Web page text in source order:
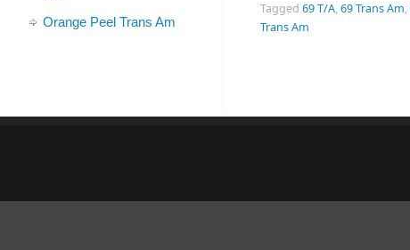
Tagged 69 T/A,69 Trans Am,
Trans Am
Orange Peel Trans Am